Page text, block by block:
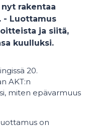
rakentaa
- Luottamus
ja siitä,
kuulluksi.
20.
AKT:n
miten epävarmuus
on